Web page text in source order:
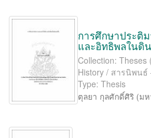
การศึกษาประติ
และอิทธิพลในดิ
Collection: Theses
History / สารนิพน
Type: Thesis
ตุลยา กุลศักดิ์ศิริ (ม